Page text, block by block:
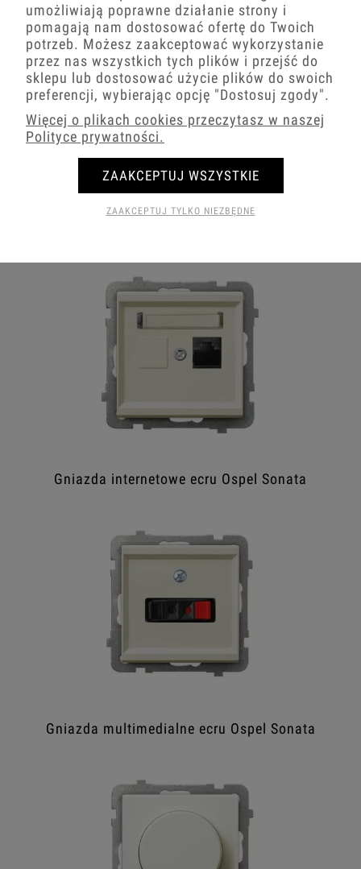
Gniazda internetowe ecru Ospel Sonata
Gniazda multimedialne ecru Ospel Sonata
umożliwiają poprawne działanie strony i
pomagają nam dostosować ofertę do Twoich
potrzeb. Możesz zaakceptować wykorzystanie
przez nas wszystkich tych plików i przejść do
sklepu lub dostosować użycie plików do swoich
preferencji, wybierając opcję "Dostosuj zgody".
Więcej o plikach cookies przeczytasz w naszej
Polityce prywatności.
ZAAKCEPTUJ TYLKO NIEZBĘDNE
ZAAKCEPTUJ WSZYSTKIE